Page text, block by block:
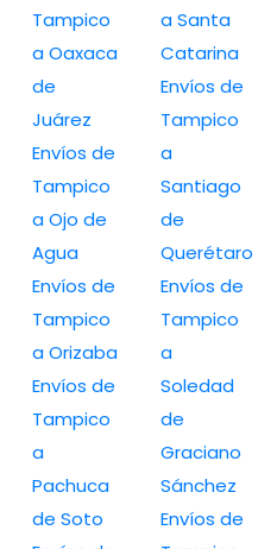
Tampico
a Oaxaca
de
Juárez
Envíos de
Tampico
a Ojo de
Agua
Envíos de
Tampico
a Orizaba
Envíos de
Tampico
a
Pachuca
de Soto
a Santa
Catarina
Envíos de
Tampico
a
Santiago
de
Querétaro
Envíos de
Tampico
a
Soledad
de
Graciano
Sánchez
Envíos de